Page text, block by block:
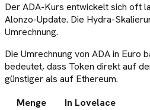
Der ADA-Kurs entwickelt sich oft
Alonzo-Update. Die Hydra-
Umrechnung.
Die Umrechnung von ADA in
bedeutet, dass Token direkt auf
günstiger als auf Ethereum.
Menge
In Lovelace